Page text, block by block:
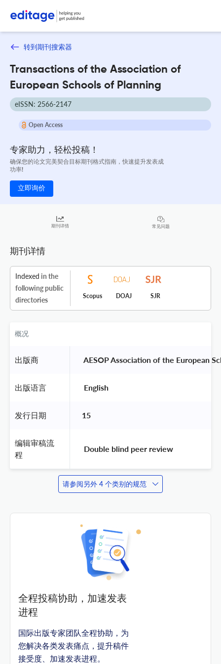
转到期刊搜索器
Transactions of the Association of
European Schools of Planning
eISSN: 2566-2147
Open Access
专家助力，轻松投稿！
确保您的论文完美契合目标期刊格式指南，快速提升发表成
功率!
立即询价
期刊详情 常见问题
期刊详情
Indexed in the
following public
directories
Scopus DOAJ SJR
概况
出版商 AESOP Association of the European
出版语言 English
发行日期 15
编辑审稿流
程
Double blind peer review
请参阅另外 4 个类别的规范
全程投稿协助，加速发表
进程
国际出版专家团队全程协助，为
您解决各类发表痛点，提升稿件
接受度、加速发表进程。